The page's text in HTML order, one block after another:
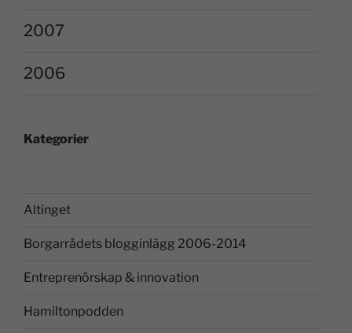
2007
2006
Kategorier
Altinget
Borgarrådets blogginlägg 2006-2014
Entreprenörskap & innovation
Hamiltonpodden